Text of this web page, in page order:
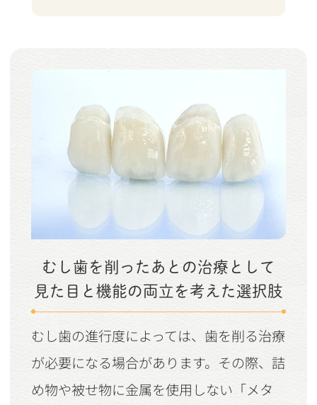
むし歯を削ったあとの治療として
見た目と機能の両立を考えた選択肢
むし歯の進行度によっては、歯を削る治療
が必要になる場合があります。その際、詰
め物や被せ物に金属を使用しない「メタ